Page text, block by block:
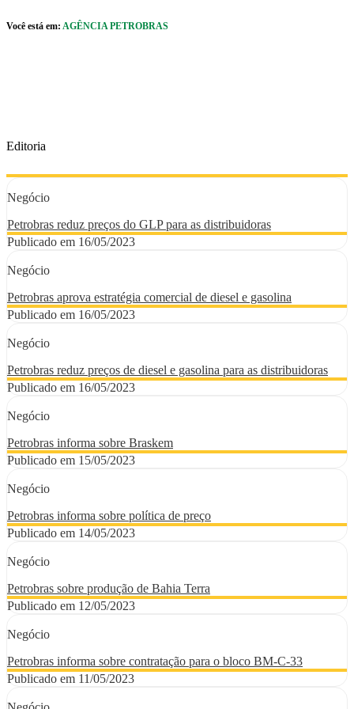
Você está em: AGÊNCIA PETROBRAS
Editoria
Negócio
Petrobras reduz preços do GLP para as distribuidoras
Publicado em 16/05/2023
Negócio
Petrobras aprova estratégia comercial de diesel e gasolina
Publicado em 16/05/2023
Negócio
Petrobras reduz preços de diesel e gasolina para as distribuidoras
Publicado em 16/05/2023
Negócio
Petrobras informa sobre Braskem
Publicado em 15/05/2023
Negócio
Petrobras informa sobre política de preço
Publicado em 14/05/2023
Negócio
Petrobras sobre produção de Bahia Terra
Publicado em 12/05/2023
Negócio
Petrobras informa sobre contratação para o bloco BM-C-33
Publicado em 11/05/2023
caixa de cookies